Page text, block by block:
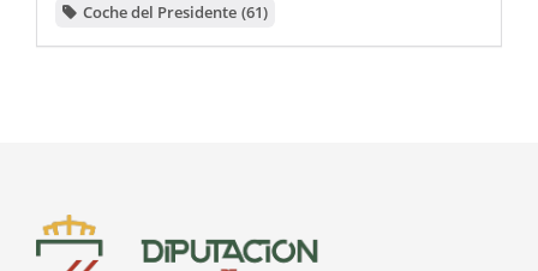
Coche del Presidente 61